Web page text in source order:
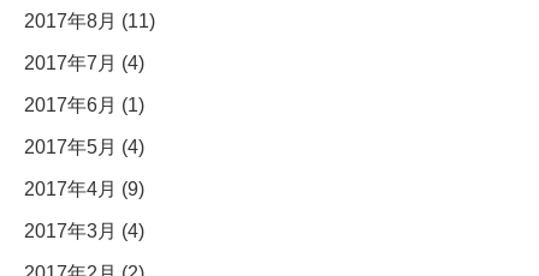
2017年8月 (11)
2017年7月 (4)
2017年6月 (1)
2017年5月 (4)
2017年4月 (9)
2017年3月 (4)